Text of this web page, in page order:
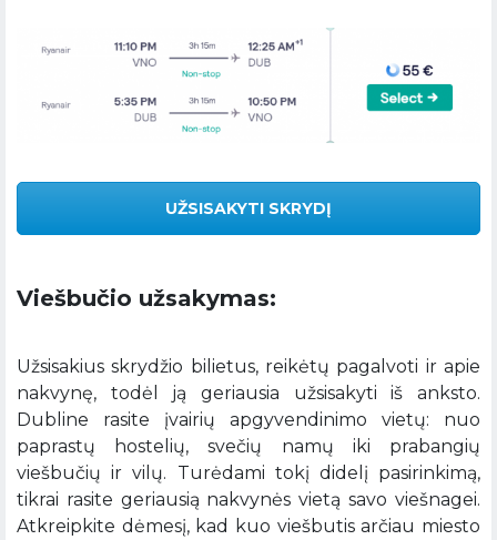
UŽSISAKYTI SKRYDĮ
Viešbučio užsakymas:
Užsisakius skrydžio bilietus, reikėtų pagalvoti ir apie
nakvynę, todėl ją geriausia užsisakyti iš anksto.
Dubline rasite įvairių apgyvendinimo vietų: nuo
paprastų hostelių, svečių namų iki prabangių
viešbučių ir vilų. Turėdami tokį didelį pasirinkimą,
tikrai rasite geriausią nakvynės vietą savo viešnagei.
Atkreipkite dėmesį, kad kuo viešbutis arčiau miesto